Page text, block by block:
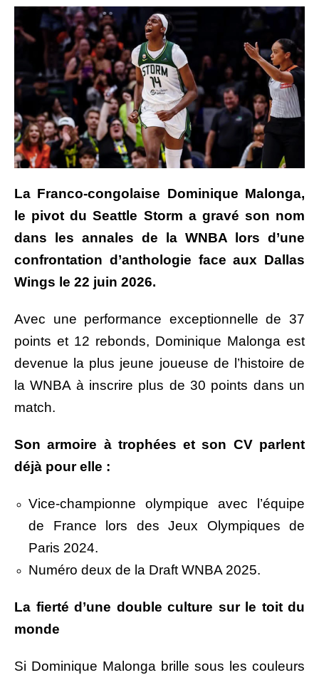
La Franco-congolaise Dominique Malonga,
le pivot du Seattle Storm a gravé son nom
dans les annales de la WNBA lors d’une
confrontation d’anthologie face aux Dallas
Wings le 22 juin 2026.
Avec une performance exceptionnelle de 37
points et 12 rebonds, Dominique Malonga est
devenue la plus jeune joueuse de l’histoire de
la WNBA à inscrire plus de 30 points dans un
match.
Son armoire à trophées et son CV parlent
déjà pour elle :
Vice-championne olympique avec l’équipe
de France lors des Jeux Olympiques de
Paris 2024.
Numéro deux de la Draft WNBA 2025.
La fierté d’une double culture sur le toit du
monde
Si Dominique Malonga brille sous les couleurs